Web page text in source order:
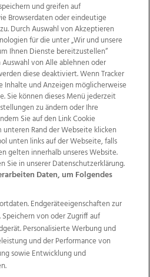
Kontakt
Jobs
AGB Anzeigekunden
Politische Werbung
Medienhauses Wimmer
OÖNow
Ischler Woche
OÖN Immobilien
Reise
Promenaden Galerien
und greifen auf
Browserdaten oder eindeutige
Durch Auswahl von Akzeptieren
für die unter „Wir und unsere
Ihnen Dienste bereitzustellen“
von Alle ablehnen oder
diese deaktiviert. Wenn Tracker
Inhalte und Anzeigen möglicherweise
Sie können dieses Menü jederzeit
zu ändern oder Ihre
Sie auf den Link Cookie
Rand der Webseite klicken
unten links auf der Webseite, falls
gelten innerhalb unseres Website.
Sie in unserer Datenschutzerklärung.
Daten, um Folgendes
Endgeräteeigenschaften zur
von oder Zugriff auf
Personalisierte Werbung und
und der Performance von
sowie Entwicklung und